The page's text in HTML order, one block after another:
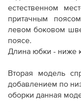
естественном
притачным
левом боковом
поясе.
Длина юбки - ниже
Вторая модель
добавлением по
оборки данная